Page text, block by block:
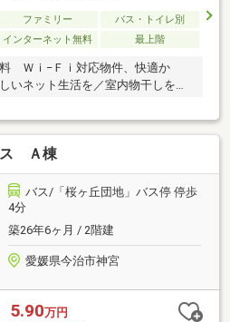
ファミリー
バス・トイレ別
インターネット無料 最上階
Ｗｉ−Ｆｉ対応物件、快適か
いネット生活を／室内物干しを設
ス Ａ棟
バス/「桜ヶ丘団地」バス停 停歩
4分
築26年6ヶ月 / 2階建
愛媛県今治市神宮
5.90万円